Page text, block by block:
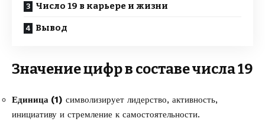
Число 19 в карьере и жизни
Вывод
Значение цифр в составе числа 19
Единица (1) символизирует лидерство, активность,
инициативу и стремление к самостоятельности.